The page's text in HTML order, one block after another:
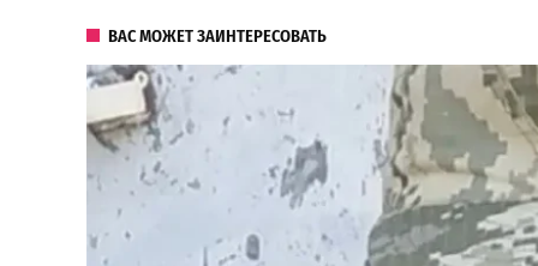
ВАС МОЖЕТ ЗАИНТЕРЕСОВАТЬ